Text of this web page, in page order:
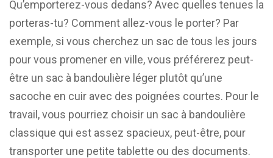
Qu’emporterez-vous dedans? Avec quelles tenues la
porteras-tu? Comment allez-vous le porter? Par
exemple, si vous cherchez un sac de tous les jours
pour vous promener en ville, vous préférerez peut-
être un sac à bandoulière léger plutôt qu’une
sacoche en cuir avec des poignées courtes. Pour le
travail, vous pourriez choisir un sac à bandoulière
classique qui est assez spacieux, peut-être, pour
transporter une petite tablette ou des documents.